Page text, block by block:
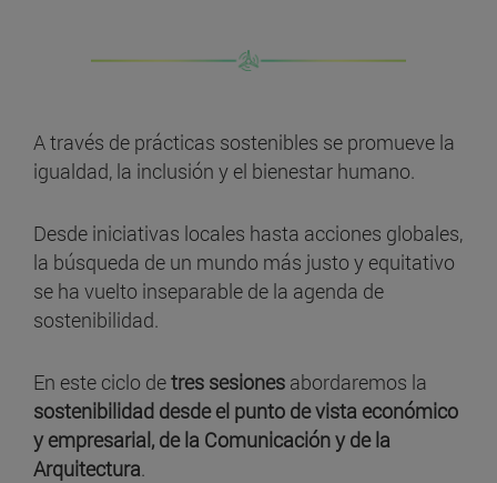
A través de prácticas sostenibles se promueve la
igualdad, la inclusión y el bienestar humano.
Desde iniciativas locales hasta acciones globales,
la búsqueda de un mundo más justo y equitativo
se ha vuelto inseparable de la agenda de
sostenibilidad.
En este ciclo detres sesiones abordaremos la
sostenibilidad desde el punto de vista económico
y empresarial, de la Comunicación y de la
Arquitectura.